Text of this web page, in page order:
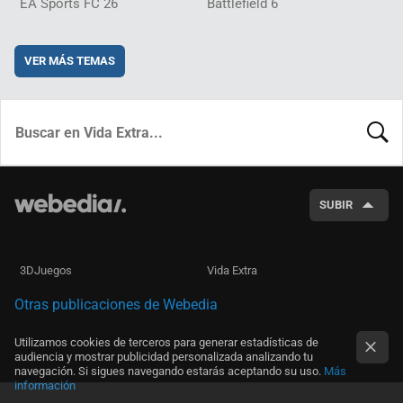
EA Sports FC 26 Battlefield 6
VER MÁS TEMAS
SUBIR
3DJuegos Vida Extra
Otras publicaciones de Webedia
Utilizamos cookies de terceros para generar estadísticas de
audiencia y mostrar publicidad personalizada analizando tu
navegación. Si sigues navegando estarás aceptando su uso. Más
información